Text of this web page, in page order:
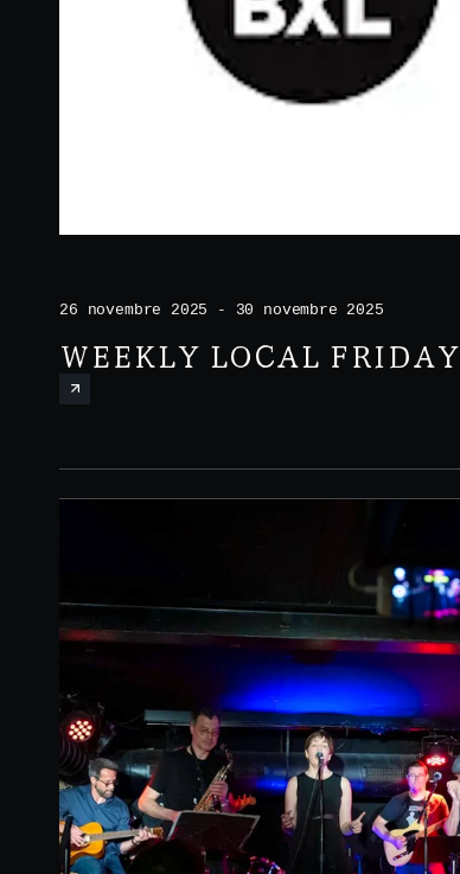
26 novembre 2025 - 30 novembre 2025
WEEKLY LOCAL FRIDAY